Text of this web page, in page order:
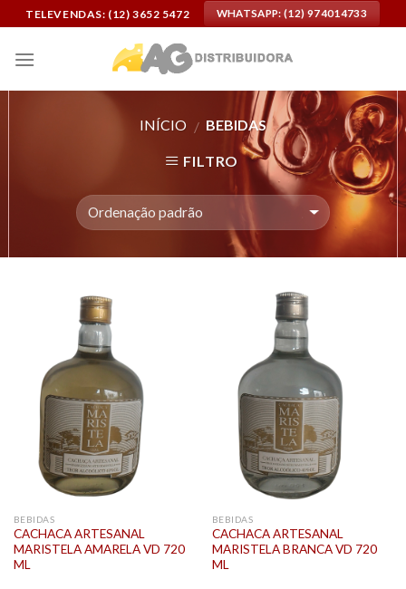
Skip
content
TELEVENDAS: (12) 3652 5472 WHATSAPP: (12) 974014733
INÍCIO / BEBIDAS
FILTRO
BEBIDAS
CACHACA ARTESANAL
MARISTELA AMARELA VD 720
ML
BEBIDAS
CACHACA ARTESANAL
MARISTELA BRANCA VD 720
ML